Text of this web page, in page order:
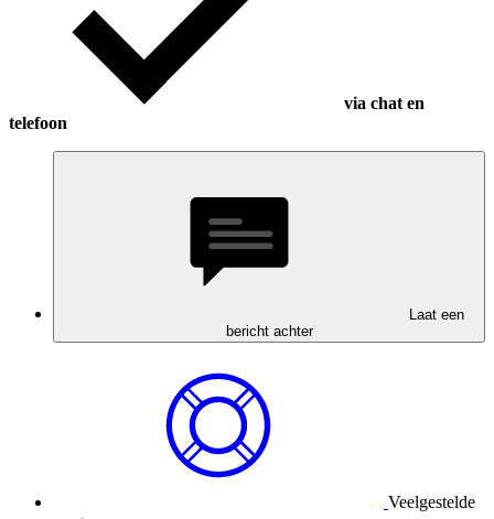
via chat en
telefoon
Laat een
bericht achter
Veelgestelde